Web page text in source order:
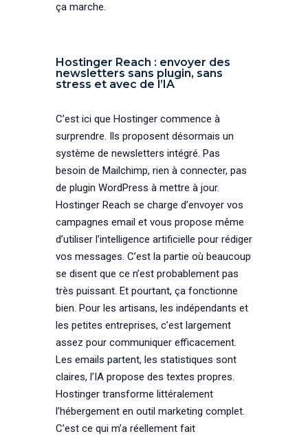
ça marche.
Hostinger Reach : envoyer des
newsletters sans plugin, sans
stress et avec de l’IA
C’est ici que Hostinger commence à
surprendre. Ils proposent désormais un
système de newsletters intégré. Pas
besoin de Mailchimp, rien à connecter, pas
de plugin WordPress à mettre à jour.
Hostinger Reach se charge d’envoyer vos
campagnes email et vous propose même
d’utiliser l’intelligence artificielle pour rédiger
vos messages. C’est la partie où beaucoup
se disent que ce n’est probablement pas
très puissant. Et pourtant, ça fonctionne
bien. Pour les artisans, les indépendants et
les petites entreprises, c’est largement
assez pour communiquer efficacement.
Les emails partent, les statistiques sont
claires, l’IA propose des textes propres.
Hostinger transforme littéralement
l’hébergement en outil marketing complet.
C’est ce qui m’a réellement fait